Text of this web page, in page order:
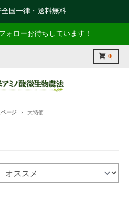
国一律・送料無料
ォローお待ちしています！
0
カート
ージ 大特価